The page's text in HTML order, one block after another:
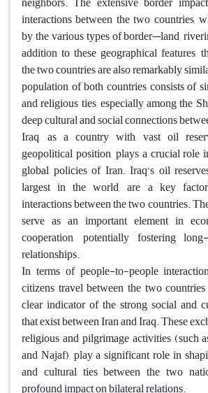
interactions between the two countries,
by the various types of border—land,
addition to these geographical features,
the two countries are also remarkably
population of both countries consists of
and religious ties, especially among the
deep cultural and social connections
Iraq, as a country with vast oil
geopolitical position, plays a crucial role
global policies of Iran. Iraq’s oil
largest in the world, are a key
interactions between the two countries.
serve as an important element in
cooperation, potentially fostering
relationships.
In terms of people-to-people
citizens travel between the two
clear indicator of the strong social and
that exist between Iran and Iraq. These
religious and pilgrimage activities (such
and Najaf), play a significant role in
and cultural ties between the two
profound impact on bilateral relations.